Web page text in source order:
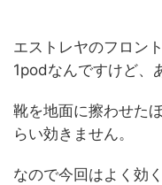
エストレヤのフロン
1podなんですけど、
靴を地面に擦わせた
らい効きません。
なので今回はよく効